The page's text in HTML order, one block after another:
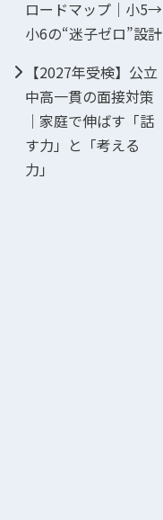
ロードマップ｜小5→
小6の“迷子ゼロ”設計
【2027年受検】公立
中高一貫の面接対策
｜家庭で伸ばす「話
す力」と「考える
力」